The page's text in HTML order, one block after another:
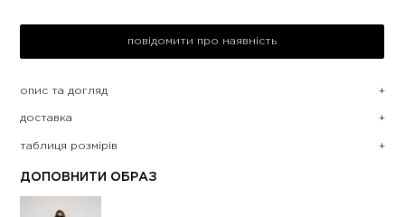
повідомити про наявність
опис та догляд
доставка
таблиця розмірів
ДОПОВНИТИ ОБРАЗ